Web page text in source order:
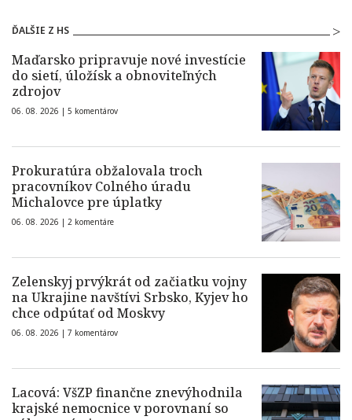
ĎALŠIE Z HS
Maďarsko pripravuje nové investície
do sietí, úložísk a obnoviteľných
zdrojov
06. 08. 2026 | 5 komentárov
Prokuratúra obžalovala troch
pracovníkov Colného úradu
Michalovce pre úplatky
06. 08. 2026 | 2 komentáre
Zelenskyj prvýkrát od začiatku vojny
na Ukrajine navštívi Srbsko, Kyjev ho
chce odpútať od Moskvy
06. 08. 2026 | 7 komentárov
Lacová: VšZP finančne znevýhodnila
krajské nemocnice v porovnaní so